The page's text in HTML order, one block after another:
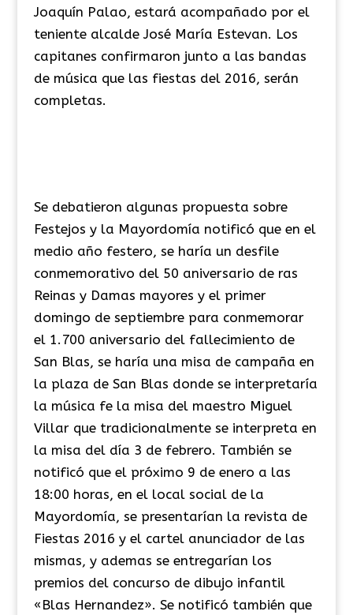
Joaquín Palao, estará acompañado por el
teniente alcalde José María Estevan. Los
capitanes confirmaron junto a las bandas
de música que las fiestas del 2016, serán
completas.
Se debatieron algunas propuesta sobre
Festejos y la Mayordomía notificó que en el
medio año festero, se haría un desfile
conmemorativo del 50 aniversario de ras
Reinas y Damas mayores y el primer
domingo de septiembre para conmemorar
el 1.700 aniversario del fallecimiento de
San Blas, se haría una misa de campaña en
la plaza de San Blas donde se interpretaría
la música fe la misa del maestro Miguel
Villar que tradicionalmente se interpreta en
la misa del día 3 de febrero. También se
notificó que el próximo 9 de enero a las
18:00 horas, en el local social de la
Mayordomía, se presentarían la revista de
Fiestas 2016 y el cartel anunciador de las
mismas, y ademas se entregarían los
premios del concurso de dibujo infantil
«Blas Hernandez». Se notificó también que